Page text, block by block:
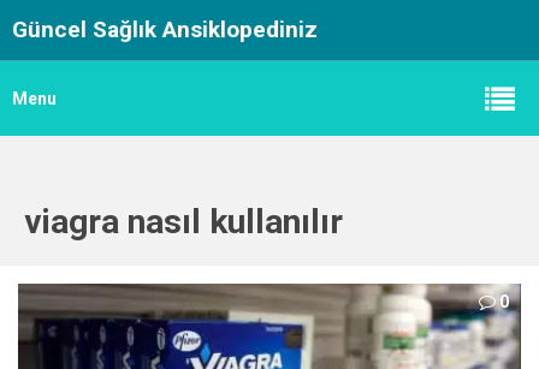
Güncel Sağlık Ansiklopediniz
Menu
viagra nasıl kullanılır
0